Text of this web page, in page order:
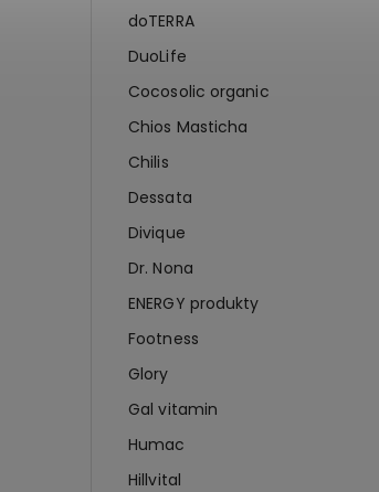
doTERRA
DuoLife
Cocosolic organic
Chios Masticha
Chilis
Dessata
Divique
Dr. Nona
ENERGY produkty
Footness
Glory
Gal vitamin
Humac
Hillvital